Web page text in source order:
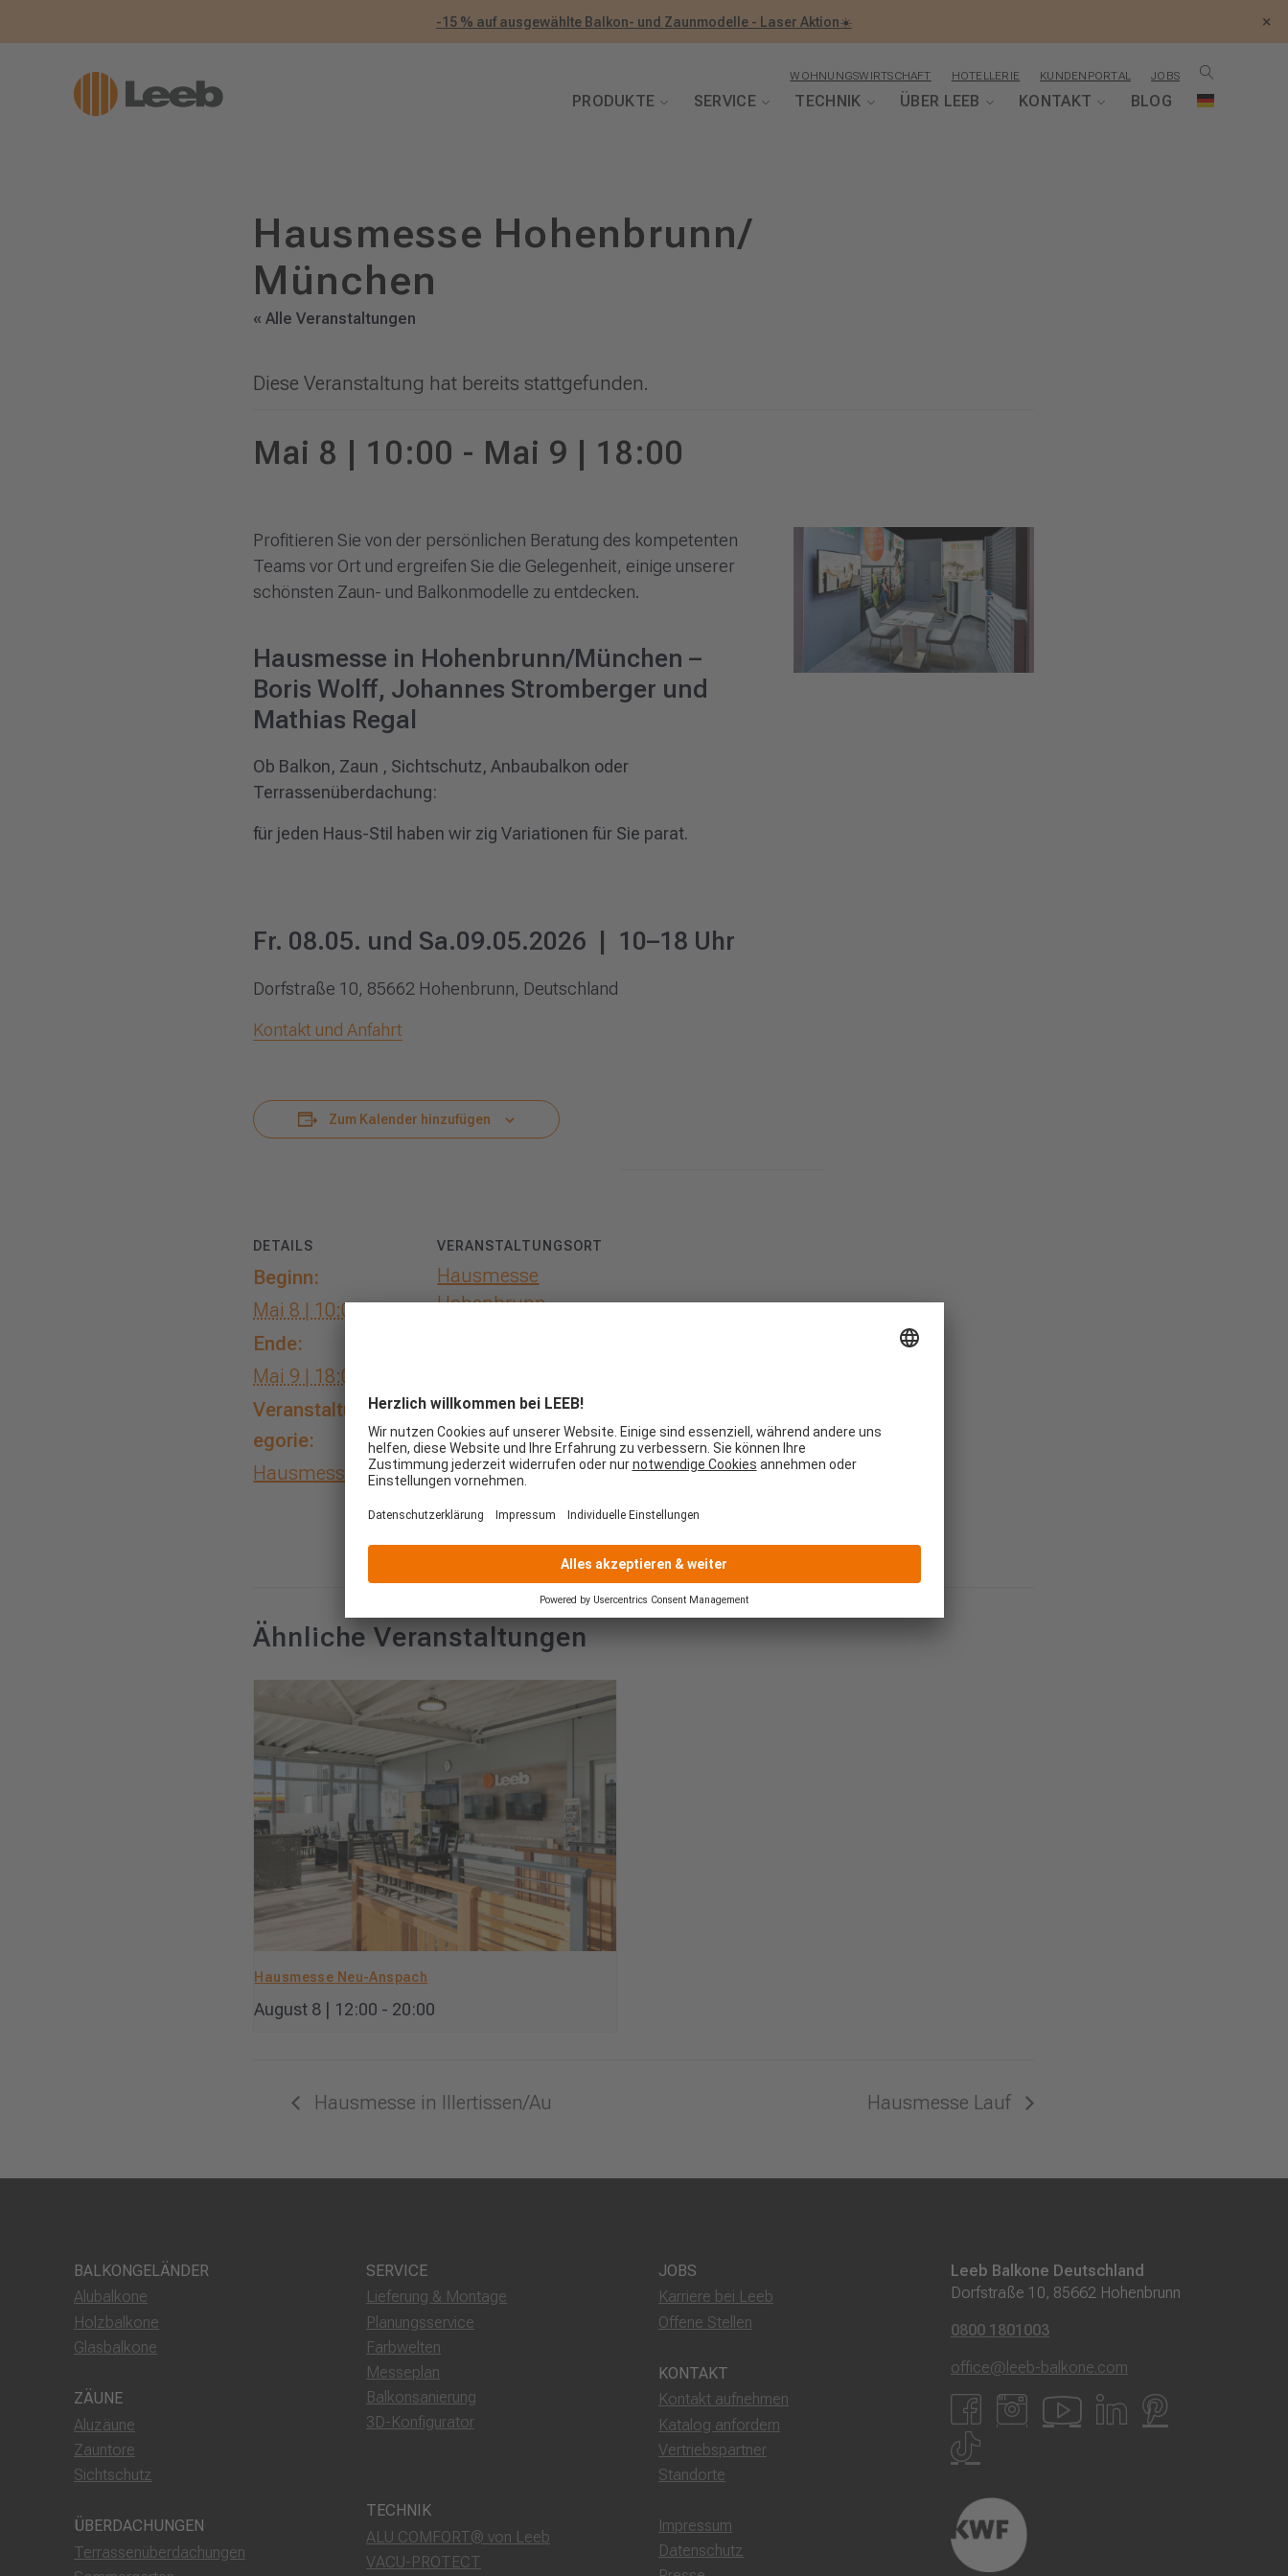
-15 % auf ausgewählte Balkon- und Zaunmodelle - Laser Aktion☀️ ×
WOHNUNGSWIRTSCHAFT HOTELLERIE KUNDENPORTAL JOBS
PRODUKTE SERVICE TECHNIK ÜBER LEEB KONTAKT BLOG
Hausmesse Hohenbrunn/
München
« Alle Veranstaltungen
Diese Veranstaltung hat bereits stattgefunden.
Mai 8 | 10:00 - Mai 9 | 18:00
Profitieren Sie von der persönlichen Beratung des kompetenten
Teams vor Ort und ergreifen Sie die Gelegenheit, einige unserer
schönsten Zaun- und Balkonmodelle zu entdecken.
Hausmesse in Hohenbrunn/München –
Boris Wolff, Johannes Stromberger und
Mathias Regal
Ob Balkon, Zaun , Sichtschutz, Anbaubalkon oder
Terrassenüberdachung:
für jeden Haus-Stil haben wir zig Variationen für Sie parat.
Fr. 08.05. und Sa.09.05.2026 | 10–18 Uhr
Dorfstraße 10, 85662 Hohenbrunn, Deutschland
Kontakt und Anfahrt
Zum Kalender hinzufügen
DETAILS
Beginn:
Mai 8 | 10:00
Ende:
Mai 9 | 18:00
Veranstaltungskat
egorie:
Hausmessen
VERANSTALTUNGSORT
Hausmesse
Hohenbrunn
Deutschland
Google Karte
anzeigen
Telefon
+4915115130281
Ähnliche Veranstaltungen
Hausmesse Neu-Anspach
August 8 | 12:00 - 20:00
Hausmesse in Illertissen/Au Hausmesse Lauf
BALKONGELÄNDER
Alubalkone
Holzbalkone
Glasbalkone
ZÄUNE
Aluzäune
Zauntore
Sichtschutz
ÜBERDACHUNGEN
Terrassenüberdachungen
SERVICE
Lieferung & Montage
Planungsservice
Farbwelten
Messeplan
Balkonsanierung
3D-Konfigurator
TECHNIK
ALU COMFORT® von Leeb
VACU-PROTECT
JOBS
Karriere bei Leeb
Offene Stellen
KONTAKT
Kontakt aufnehmen
Katalog anfordern
Vertriebspartner
Standorte
Impressum
Datenschutz
Leeb Balkone Deutschland
Dorfstraße 10, 85662 Hohenbrunn
0800 1801003
office@leeb-balkone.com